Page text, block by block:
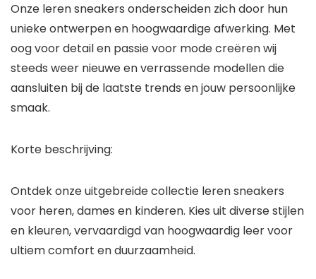
Onze leren sneakers onderscheiden zich door hun
unieke ontwerpen en hoogwaardige afwerking. Met
oog voor detail en passie voor mode creëren wij
steeds weer nieuwe en verrassende modellen die
aansluiten bij de laatste trends en jouw persoonlijke
smaak.
Korte beschrijving:
Ontdek onze uitgebreide collectie leren sneakers
voor heren, dames en kinderen. Kies uit diverse stijlen
en kleuren, vervaardigd van hoogwaardig leer voor
ultiem comfort en duurzaamheid.